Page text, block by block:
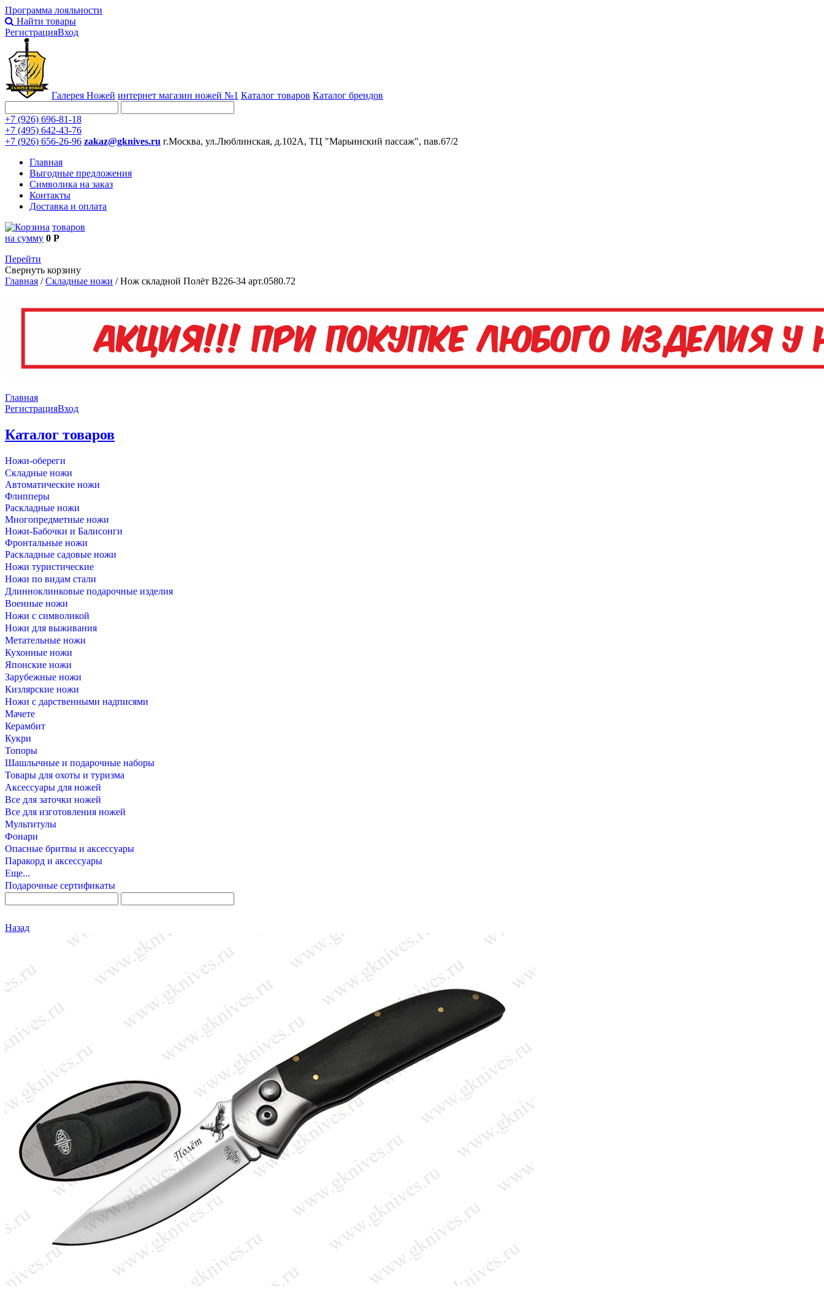
Программа лояльности
Найти товары
РегистрацияВход
Галерея Ножей интернет магазин ножей №1 Каталог товаров Каталог брендов
+7 (926) 696-81-18
+7 (495) 642-43-76
+7 (926) 656-26-96 zakaz@gknives.ru г.Москва, ул.Люблинская, д.102А, ТЦ "Марьинский пассаж", пав.67/2
Главная
Выгодные предложения
Символика на заказ
Контакты
Доставка и оплата
товаров
на сумму 0 Р
Перейти
Свернуть корзину
Главная /Складные ножи /Нож складной Полёт B226-34 арт.0580.72
Главная
РегистрацияВход
Каталог товаров
Ножи-обереги
Складные ножи
Автоматические ножи
Флипперы
Раскладные ножи
Многопредметные ножи
Ножи-Бабочки и Балисонги
Фронтальные ножи
Раскладные садовые ножи
Ножи туристические
Ножи по видам стали
Длинноклинковые подарочные изделия
Военные ножи
Ножи с символикой
Ножи для выживания
Метательные ножи
Кухонные ножи
Японские ножи
Зарубежные ножи
Кизлярские ножи
Ножи с дарственными надписями
Мачете
Керамбит
Кукри
Топоры
Шашлычные и подарочные наборы
Товары для охоты и туризма
Аксессуары для ножей
Все для заточки ножей
Все для изготовления ножей
Мультитулы
Фонари
Опасные бритвы и аксессуары
Паракорд и аксессуары
Еще...
Подарочные сертификаты
Назад